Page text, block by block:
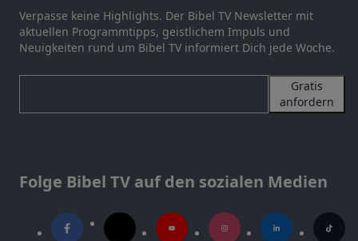
Verpasse keine Highlights. Der Bibel TV Newsletter mit
aktuellen Programmtipps, geistlichem Impuls und
Neuigkeiten rund um Bibel TV informiert Dich jede Woche.
Gratis
anfordern
Folge Bibel TV auf den sozialen Medien